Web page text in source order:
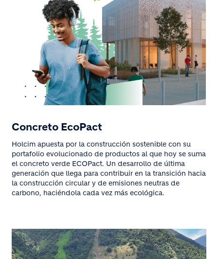
Concreto EcoPact
Holcim apuesta por la construcción sostenible con su
portafolio evolucionado de productos al que hoy se suma
el concreto verde ECOPact. Un desarrollo de última
generación que llega para contribuir en la transición hacia
la construcción circular y de emisiones neutras de
carbono, haciéndola cada vez más ecológica.